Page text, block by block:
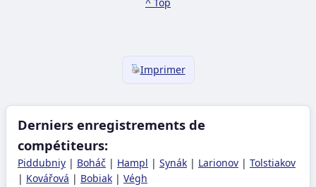
Imprimer
Derniers enregistrements de
compétiteurs:
Piddubniy | Boháč | Hampl | Synák | Larionov | Tolstiakov
| Kovářová | Bobiak | Végh